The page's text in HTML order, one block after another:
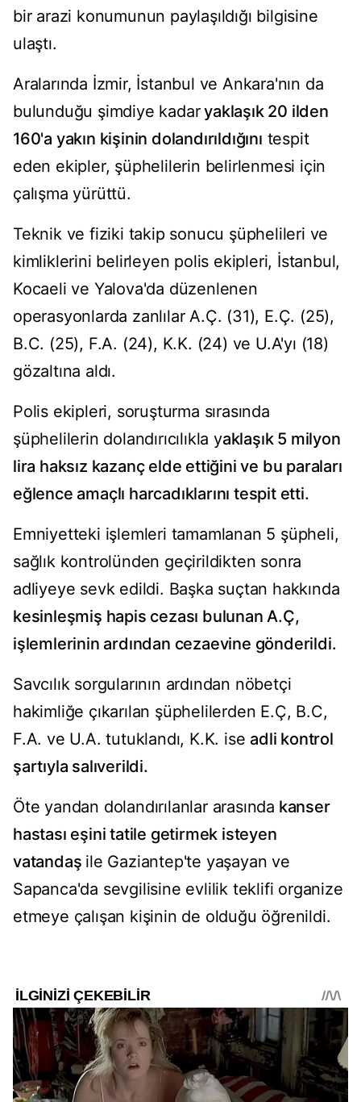
bir arazi konumunun paylaşıldığı bilgisine
ulaştı.
Aralarında İzmir, İstanbul ve Ankara'nın da
bulunduğu şimdiye kadaryaklaşık 20 ilden
160'a yakın kişinin dolandırıldığını tespit
eden ekipler, şüphelilerin belirlenmesi için
çalışma yürüttü.
Teknik ve fiziki takip sonucu şüphelileri ve
kimliklerini belirleyen polis ekipleri, İstanbul,
Kocaeli ve Yalova'da düzenlenen
operasyonlarda zanlılar A.Ç. (31), E.Ç. (25),
B.C. (25), F.A. (24), K.K. (24) ve U.A'yı (18)
gözaltına aldı.
Polis ekipleri, soruşturma sırasında
şüphelilerin dolandırıcılıkla yaklaşık 5 milyon
lira haksız kazanç elde ettiğini ve bu paraları
eğlence amaçlı harcadıklarını tespit etti.
Emniyetteki işlemleri tamamlanan 5 şüpheli,
sağlık kontrolünden geçirildikten sonra
adliyeye sevk edildi. Başka suçtan hakkında
kesinleşmiş hapis cezası bulunan A.Ç,
işlemlerinin ardından cezaevine gönderildi.
Savcılık sorgularının ardından nöbetçi
hakimliğe çıkarılan şüphelilerden E.Ç, B.C,
F.A. ve U.A. tutuklandı, K.K. ise adli kontrol
şartıyla salıverildi.
Öte yandan dolandırılanlar arasında kanser
hastası eşini tatile getirmek isteyen
vatandaş ile Gaziantep'te yaşayan ve
Sapanca'da sevgilisine evlilik teklifi organize
etmeye çalışan kişinin de olduğu öğrenildi.